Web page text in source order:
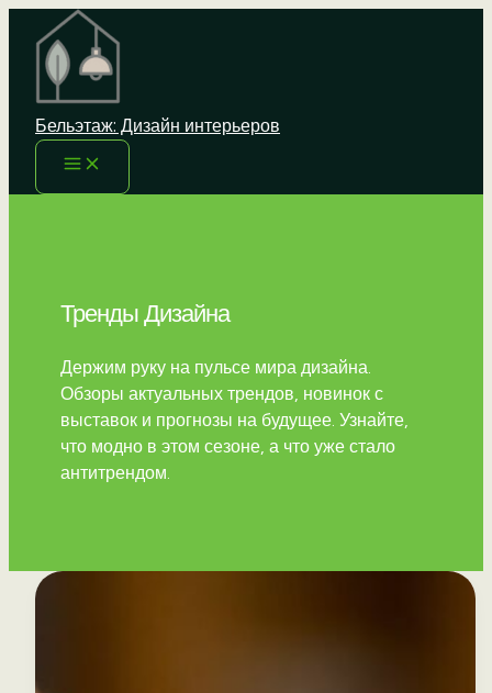
Перейти
содержимому
Бельэтаж: Дизайн интерьеров
Тренды Дизайна
Держим руку на пульсе мира дизайна.
Обзоры актуальных трендов, новинок с
выставок и прогнозы на будущее. Узнайте,
что модно в этом сезоне, а что уже стало
антитрендом.